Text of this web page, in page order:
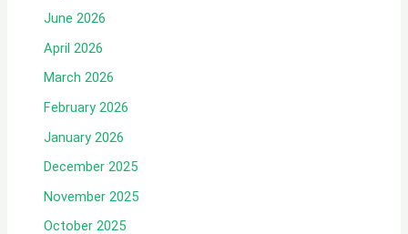
June 2026
April 2026
March 2026
February 2026
January 2026
December 2025
November 2025
October 2025